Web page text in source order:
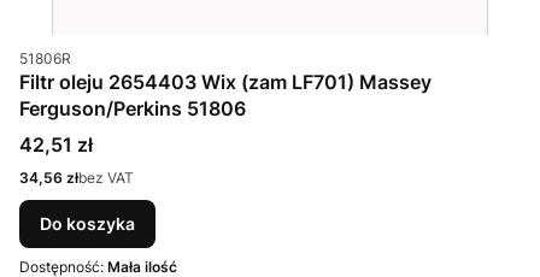
Kod produktu
51806R
Filtr oleju 2654403 Wix (zam LF701) Massey
Ferguson/Perkins 51806
Cena
42,51 zł
Cena
34,56 złbez VAT
Do koszyka
Dostępność: Mała ilość